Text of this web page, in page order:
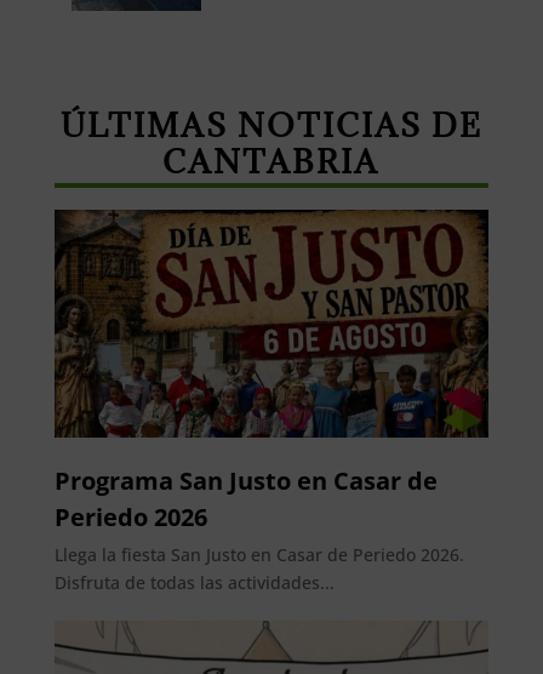
ÚLTIMAS NOTICIAS DE
CANTABRIA
Programa San Justo en Casar de
Periedo 2026
Llega la fiesta San Justo en Casar de Periedo 2026.
Disfruta de todas las actividades...